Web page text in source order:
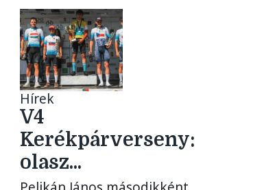
Hírek
V4
Kerékpárverseny:
olasz...